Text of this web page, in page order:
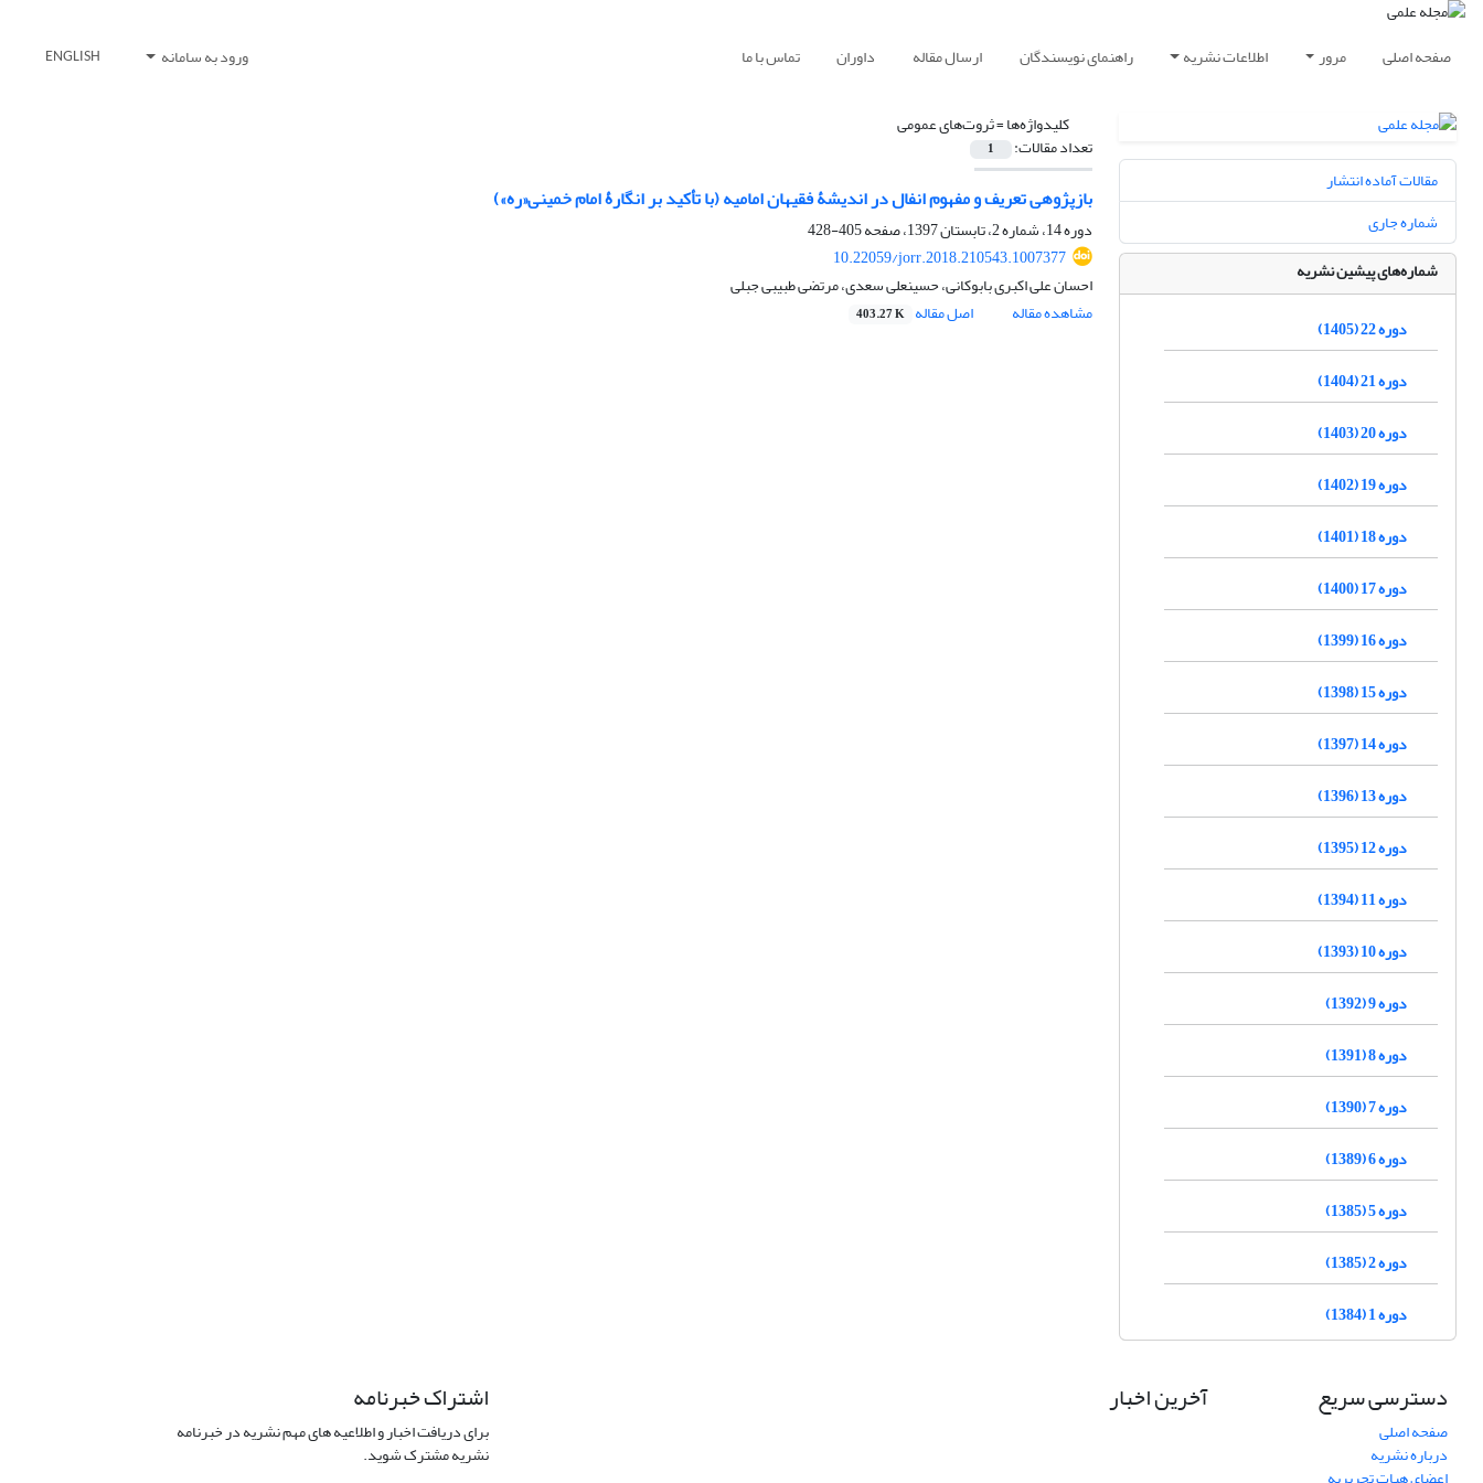
صفحه اصلی مرور اطلاعات نشریه راهنمای نویسندگان ارسال مقاله داوران تماس با ما ورود به سامانه ENGLISH
کلیدواژه‌ها =ثروت‌های عمومی
تعداد مقالات: 1
بازپژوهی تعریف و مفهوم انفال در اندیشۀ فقیهان امامیه (با تأکید بر انگارۀ امام خمینی«ره»)
دوره 14، شماره 2، تابستان 1397، صفحه
405-428
10.22059/jorr.2018.210543.1007377
احسان علی اکبری بابوکانی، حسینعلی سعدی، مرتضی طبیبی جبلی
مشاهده مقاله
اصل مقاله 403.27 K
مقالات آماده انتشار
شماره جاری
شماره‌های پیشین نشریه
دوره 22 (1405)
دوره 21 (1404)
دوره 20 (1403)
دوره 19 (1402)
دوره 18 (1401)
دوره 17 (1400)
دوره 16 (1399)
دوره 15 (1398)
دوره 14 (1397)
دوره 13 (1396)
دوره 12 (1395)
دوره 11 (1394)
دوره 10 (1393)
دوره 9 (1392)
دوره 8 (1391)
دوره 7 (1390)
دوره 6 (1389)
دوره 5 (1385)
دوره 2 (1385)
دوره 1 (1384)
دسترسی سریع
صفحه اصلی
درباره نشریه
آخرین اخبار اشتراک خبرنامه
برای دریافت اخبار و اطلاعیه های مهم نشریه در خبرنامه
نشریه مشترک شوید.